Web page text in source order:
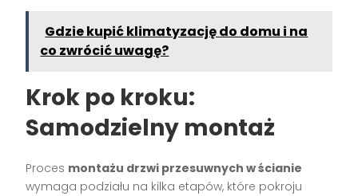
Gdzie kupić klimatyzację do domu i na
co zwrócić uwagę?
Krok po kroku:
Samodzielny montaż
Proces montażu drzwi przesuwnych w ścianie
wymaga podziału na kilka etapów, które pokroju